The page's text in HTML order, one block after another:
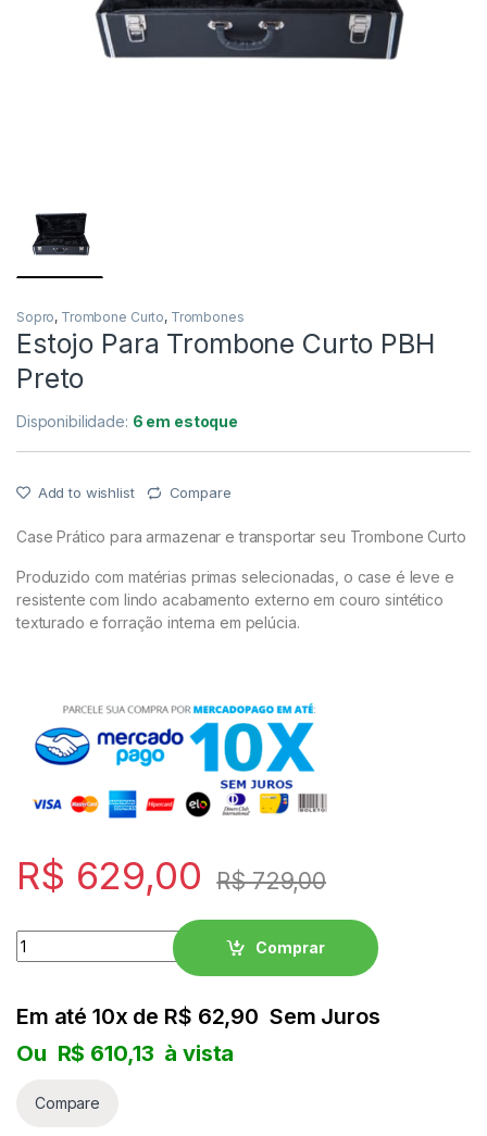
NORD
NORD
ROLAND
CASIO PX
KORG
YAMAHA
ROLAND
CASIO PX
NORD
Sopro, Trombone Curto, Trombones
Estojo Para Trombone Curto PBH
Preto
Disponibilidade: 6 em estoque
Add to wishlist Compare
Case Prático para armazenar e transportar seu Trombone Curto
Produzido com matérias primas selecionadas, o case é leve e
resistente com lindo acabamento externo em couro sintético
texturado e forração interna em pelúcia.
R$ 629,00 R$729,00
Quantity
Comprar
Em até 10x de R$ 62,90 Sem Juros
Ou R$ 610,13 à vista
Compare